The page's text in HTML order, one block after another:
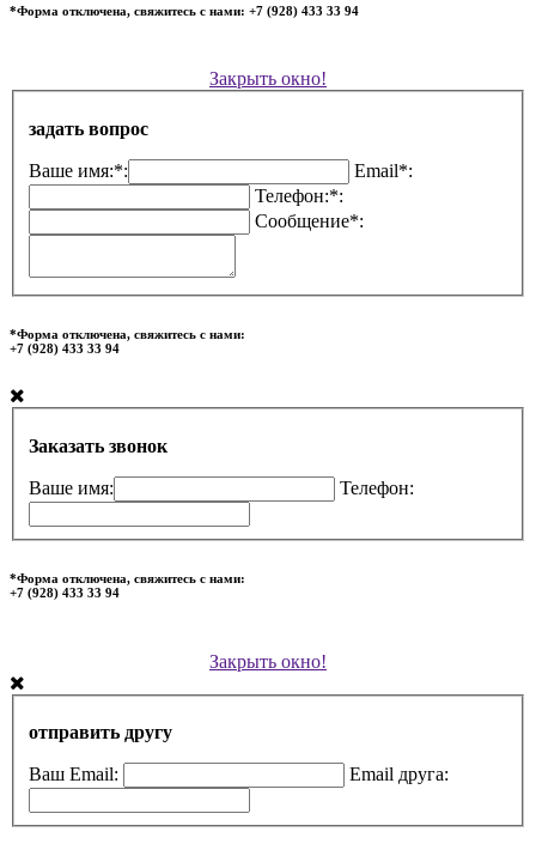
*Форма отключена, свяжитесь с нами: +7 (928) 433 33 94
Закрыть окно!
задать вопрос
Ваше имя:*:
Email*:
Телефон:*:
Сообщение*:
*Форма отключена, свяжитесь с нами:
+7 (928) 433 33 94
Заказать звонок
Ваше имя: Телефон:
*Форма отключена, свяжитесь с нами:
+7 (928) 433 33 94
Закрыть окно!
отправить другу
Ваш Email: Email друга: